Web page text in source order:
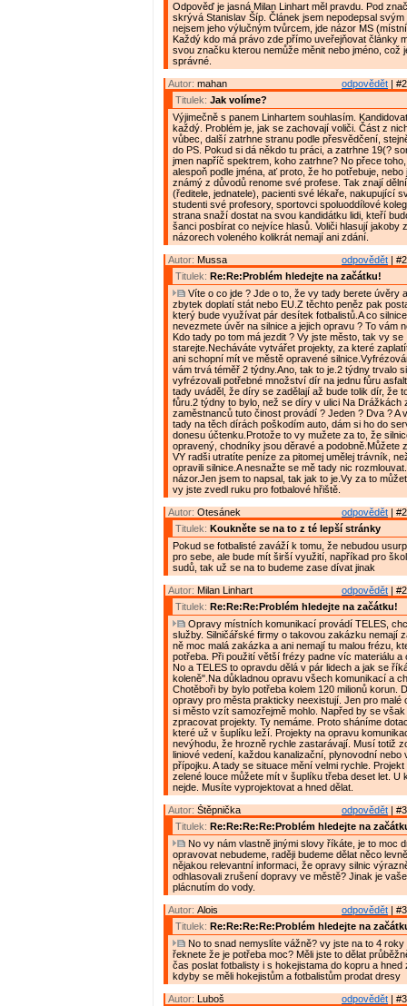
Odpověď je jasná Milan Linhart měl pravdu. Pod
skrývá Stanislav Šíp. Článek jsem nepodepsal svým
nejsem jeho výlučným tvůrcem, jde názor MS
Každý kdo má právo zde přímo uveřejňovat články
svou značku kterou nemůže měnit nebo jméno, což
správné.
odpovědět |
Autor: mahan
Titulek: Jak volíme?
Výjimečně s panem Linhartem souhlasím.
každý. Problém je, jak se zachovají voliči. Část z
vůbec, další zatrhne stranu podle přesvědčení,
do PS. Pokud si dá někdo tu práci, a zatrhne 19(?
jmen napříč spektrem, koho zatrhne? No přece
alespoň podle jména, ať proto, že ho potřebuje, nebo
známý z důvodů renome své profese. Tak znají
(ředitele, jednatele), pacienti své lékaře, nakupující
studenti své profesory, sportovci spoluoddílové
strana snaží dostat na svou kandidátku lidi, kteří
šanci posbírat co nejvíce hlasů. Voliči hlasují jakoby
názorech voleného kolikrát nemají ani zdání.
odpovědět |
Autor: Mussa
Titulek: Re:Re:Problém hledejte na začátku!
Víte o co jde ? Jde o to, že vy tady berete úvěry
zbytek doplatí stát nebo EU.Z těchto peněz pak
který bude využívat pár desítek fotbalistů.A co
nevezmete úvěr na silnice a jejich opravu ? To vám
Kdo tady po tom má jezdit ? Vy jste město, tak vy se
starejte.Necháváte vytvářet projekty, za které
ani schopní mít ve městě opravené
vám trvá téměř 2 týdny.Ano, tak to je.2 týdny trvalo
vyfrézovali potřebné množství dír na jednu fůru
tady uváděl, že díry se zadělají až bude tolik dír, že
fůru.2 týdny to bylo, než se díry v ulici Na Drážkách
zaměstnanců tuto činost provádí ? Jeden ? Dva ? A
tady na těch dírách poškodím auto, dám si ho do
donesu účtenku.Protože to vy mužete za to, že
opravený, chodníky jsou děravé a podobně.Můžete
VY radši utratíte peníze za pitomej umělej trávník,
opravili silnice.A nesnažte se mě tady nic
názor.Jen jsem to napsal, tak jak to je.Vy za to
vy jste zvedl ruku pro fotbalové hřiště.
odpovědět |
Autor: Otesánek
Titulek: Koukněte se na to z té lepší stránky
Pokud se fotbalisté zaváží k tomu, že nebudou
pro sebe, ale bude mít širší využití, napříkad pro
sudů, tak už se na to budeme zase dívat jinak
odpovědět |
Autor: Milan Linhart
Titulek: Re:Re:Re:Problém hledejte na začátku!
Opravy místních komunikací provádí TELES,
služby. Silničářské firmy o takovou zakázku nemají
ně moc malá zakázka a ani nemají tu malou frézu,
potřeba. Při použití větší frézy padne víc materiálu a
No a TELES to opravdu dělá v pár lidech a jak se
koleně".Na důkladnou opravu všech komunikací a
Chotěboři by bylo potřeba kolem 120 milionů korun.
opravy pro města prakticky neexistují. Jen pro malé
si město vzít samozřejmě mohlo. Napřed by se
zpracovat projekty. Ty nemáme. Proto sháníme
které už v šuplíku leží. Projekty na opravu
nevýhodu, že hrozně rychle zastarávají. Musí totiž
liniové vedení, každou kanalizační, plynovodní nebo
přípojku. A tady se situace mění velmi rychle.
zelené louce můžete mít v šuplíku třeba deset let. U
nejde. Musíte vyprojektovat a hned dělat.
odpovědět |
Autor: Štěpnička
Titulek: Re:Re:Re:Re:Problém hledejte na
No vy nám vlastně jinými slovy říkáte, je to moc
opravovat nebudeme, raději budeme dělat něco
nějakou relevantní informaci, že opravy silnic
odhlasovali zrušení dopravy ve městě? Jinak je
plácnutím do vody.
odpovědět |
Autor: Alois
Titulek: Re:Re:Re:Re:Problém hledejte na
No to snad nemyslíte vážně? vy jste na to 4 roky
řeknete že je potřeba moc? Měli jste to dělat
čas poslat fotbalisty i s hokejistama do kopru a hned
kdyby se měli hokejistům a fotbalistům prodat dresy
odpovědět |
Autor: Luboš